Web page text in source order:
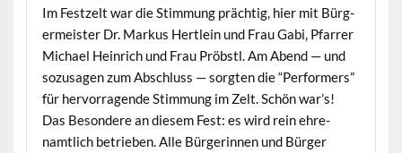
Im Festzelt war die Stim­mung prächtig, hier mit Bürg­
er­meis­ter Dr. Markus Hertlein und Frau Gabi, Pfar­rer
Michael Hein­rich und Frau Pröb­stl. Am Abend — und
sozusagen zum Abschluss — sorgten die “Per­form­ers”
für her­vor­ra­gende Stim­mung im Zelt. Schön war’s!
Das Beson­dere an diesem Fest: es wird rein ehre­
namtlich betrieben. Alle Bürg­erin­nen und Bürg­er